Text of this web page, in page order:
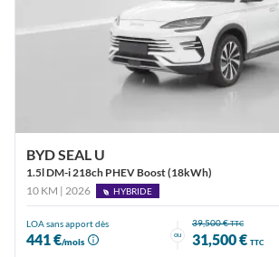
BYD SEAL U
1.5l DM-i 218ch PHEV Boost (18kWh)
10 KM | 2026
HYBRIDE
LOA sans apport dès
441 €/mois
ou
39,500 €TTC
31,500 € TTC